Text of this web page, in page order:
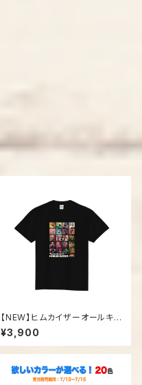
【NEW】ヒムカイザーオールキャ
ラTシャツ
¥3,900